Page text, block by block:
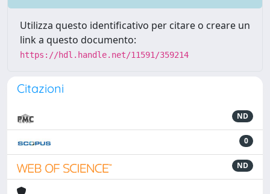
Utilizza questo identificativo per citare o creare un
link a questo documento:
https://hdl.handle.net/11591/359214
Citazioni
ND
0
ND